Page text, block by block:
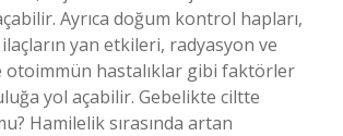
Ayrıca doğum kontrol hapları,
yan etkileri, radyasyon ve
otoimmün hastalıklar gibi faktörler
yol açabilir. Gebelikte ciltte
Hamilelik sırasında artan